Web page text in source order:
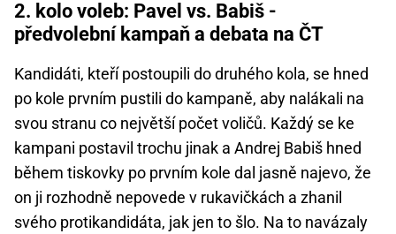
2. kolo voleb: Pavel vs. Babiš -
předvolební kampaň a debata na ČT
Kandidáti, kteří postoupili do druhého kola, se hned
po kole prvním pustili do kampaně, aby nalákali na
svou stranu co největší počet voličů. Každý se ke
kampani postavil trochu jinak a Andrej Babiš hned
během tiskovky po prvním kole dal jasně najevo, že
on ji rozhodně nepovede v rukavičkách a zhanil
svého protikandidáta, jak jen to šlo. Na to navázaly